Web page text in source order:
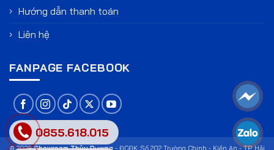
Hướng dẫn thanh toán
Liên hệ
FANPAGE FACEBOOK
0855.618.015
© 2026Showroom Thùy Dương- ĐCĐK: Số 202 Trường Chinh - Kiến An - TP. Hải